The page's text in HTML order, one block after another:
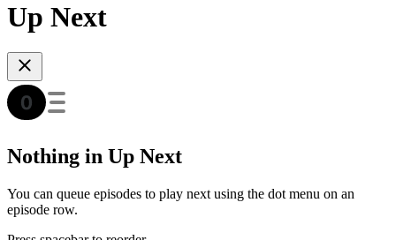
Up Next
Nothing in Up Next
You can queue episodes to play next using the dot menu on an
episode row.